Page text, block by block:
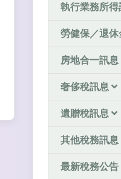
執行業務所得
勞健保／退休
房地合一訊息
奢侈稅訊息
遺贈稅訊息
其他稅務訊息
最新稅務公告